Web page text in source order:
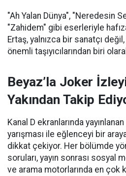
"Ah Yalan Dünya", "Neredesin
"Zahidem" gibi eserleriyle
Ertaş, yalnızca bir sanatçı
önemli taşıyıcılarından biri
Beyaz’la Joker
Yakından Takip
Kanal D ekranlarında yayınlanan
yarışması ile eğlenceyi bir
dikkat çekiyor. Her bölümde
soruları, yayın sonrası sosyal
ve arama motorlarında en çok